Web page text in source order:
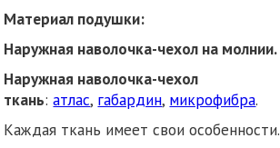
Материал подушки:
Наружная наволочка-чехол на молнии.
Наружная наволочка-чехол
ткань:атлас, габардин, микрофибра.
Каждая ткань имеет свои особенности.